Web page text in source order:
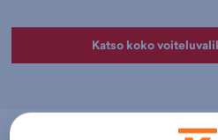
Katso koko
Miksi suksien voitelu on